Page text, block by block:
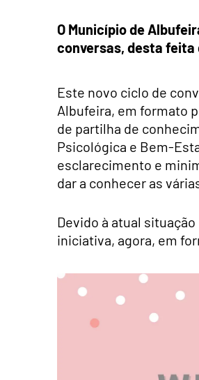
O Município de
conversas, desta feita
Este novo ciclo de
Albufeira, em formato
de partilha de
Psicológica e Bem-
esclarecimento e
dar a conhecer as
Devido à atual
iniciativa, agora, em